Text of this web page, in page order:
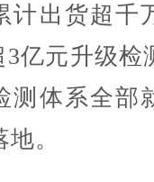
计出货超千
亿元升级检
测体系全部
。